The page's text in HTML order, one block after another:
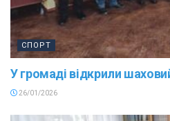
СПОРТ
У громаді відкрили
26/01/2026